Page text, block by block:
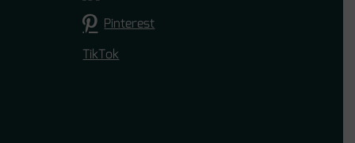
Pinterest
TikTok